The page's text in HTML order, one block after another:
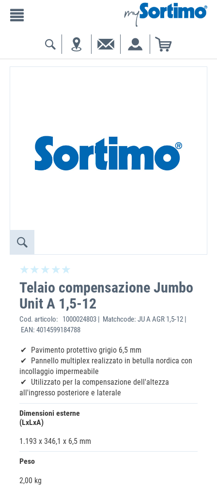
Telaio compensazione Jumbo
Unit A 1,5-12
Cod. articolo:
1000024803 | Matchcode: JU A AGR 1,5-12 |
EAN: 4014599184788
Pavimento protettivo grigio 6,5 mm
Pannello multiplex realizzato in betulla nordica con
incollaggio impermeabile
Utilizzato per la compensazione dell'altezza
all'ingresso posteriore e laterale
Dimensioni esterne
(LxLxA)
1.193 x 346,1 x 6,5 mm
Peso
2,00 kg